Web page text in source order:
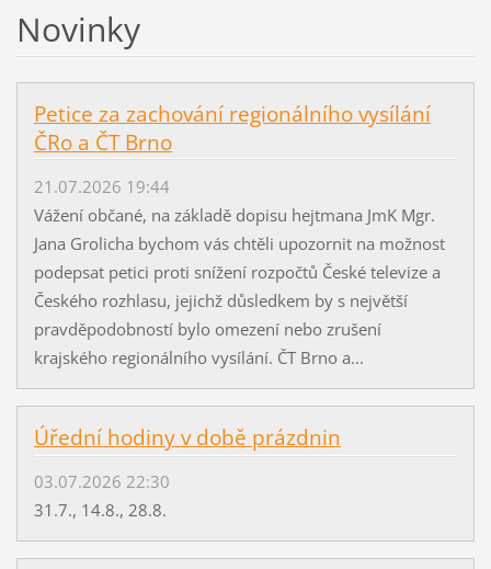
Novinky
Petice za zachování regionálního vysílání
ČRo a ČT Brno
21.07.2026 19:44
Vážení občané, na základě dopisu hejtmana JmK Mgr.
Jana Grolicha bychom vás chtěli upozornit na možnost
podepsat petici proti snížení rozpočtů České televize a
Českého rozhlasu, jejichž důsledkem by s největší
pravděpodobností bylo omezení nebo zrušení
krajského regionálního vysílání. ČT Brno a...
Úřední hodiny v době prázdnin
03.07.2026 22:30
31.7., 14.8., 28.8.